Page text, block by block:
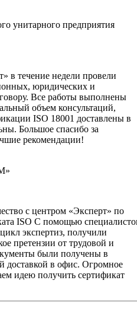
унитарного предприятия
в течение недели провели
юридических и
Все работы выполнены
объем консультаций,
ISO 18001 доставлены в
Большое спасибо за
рекомендации!
с центром «Эксперт» по
ISO С помощью
экспертиз, получили
претензии от трудовой и
были получены в
доставкой в офис. Огромное
идею получить сертификат